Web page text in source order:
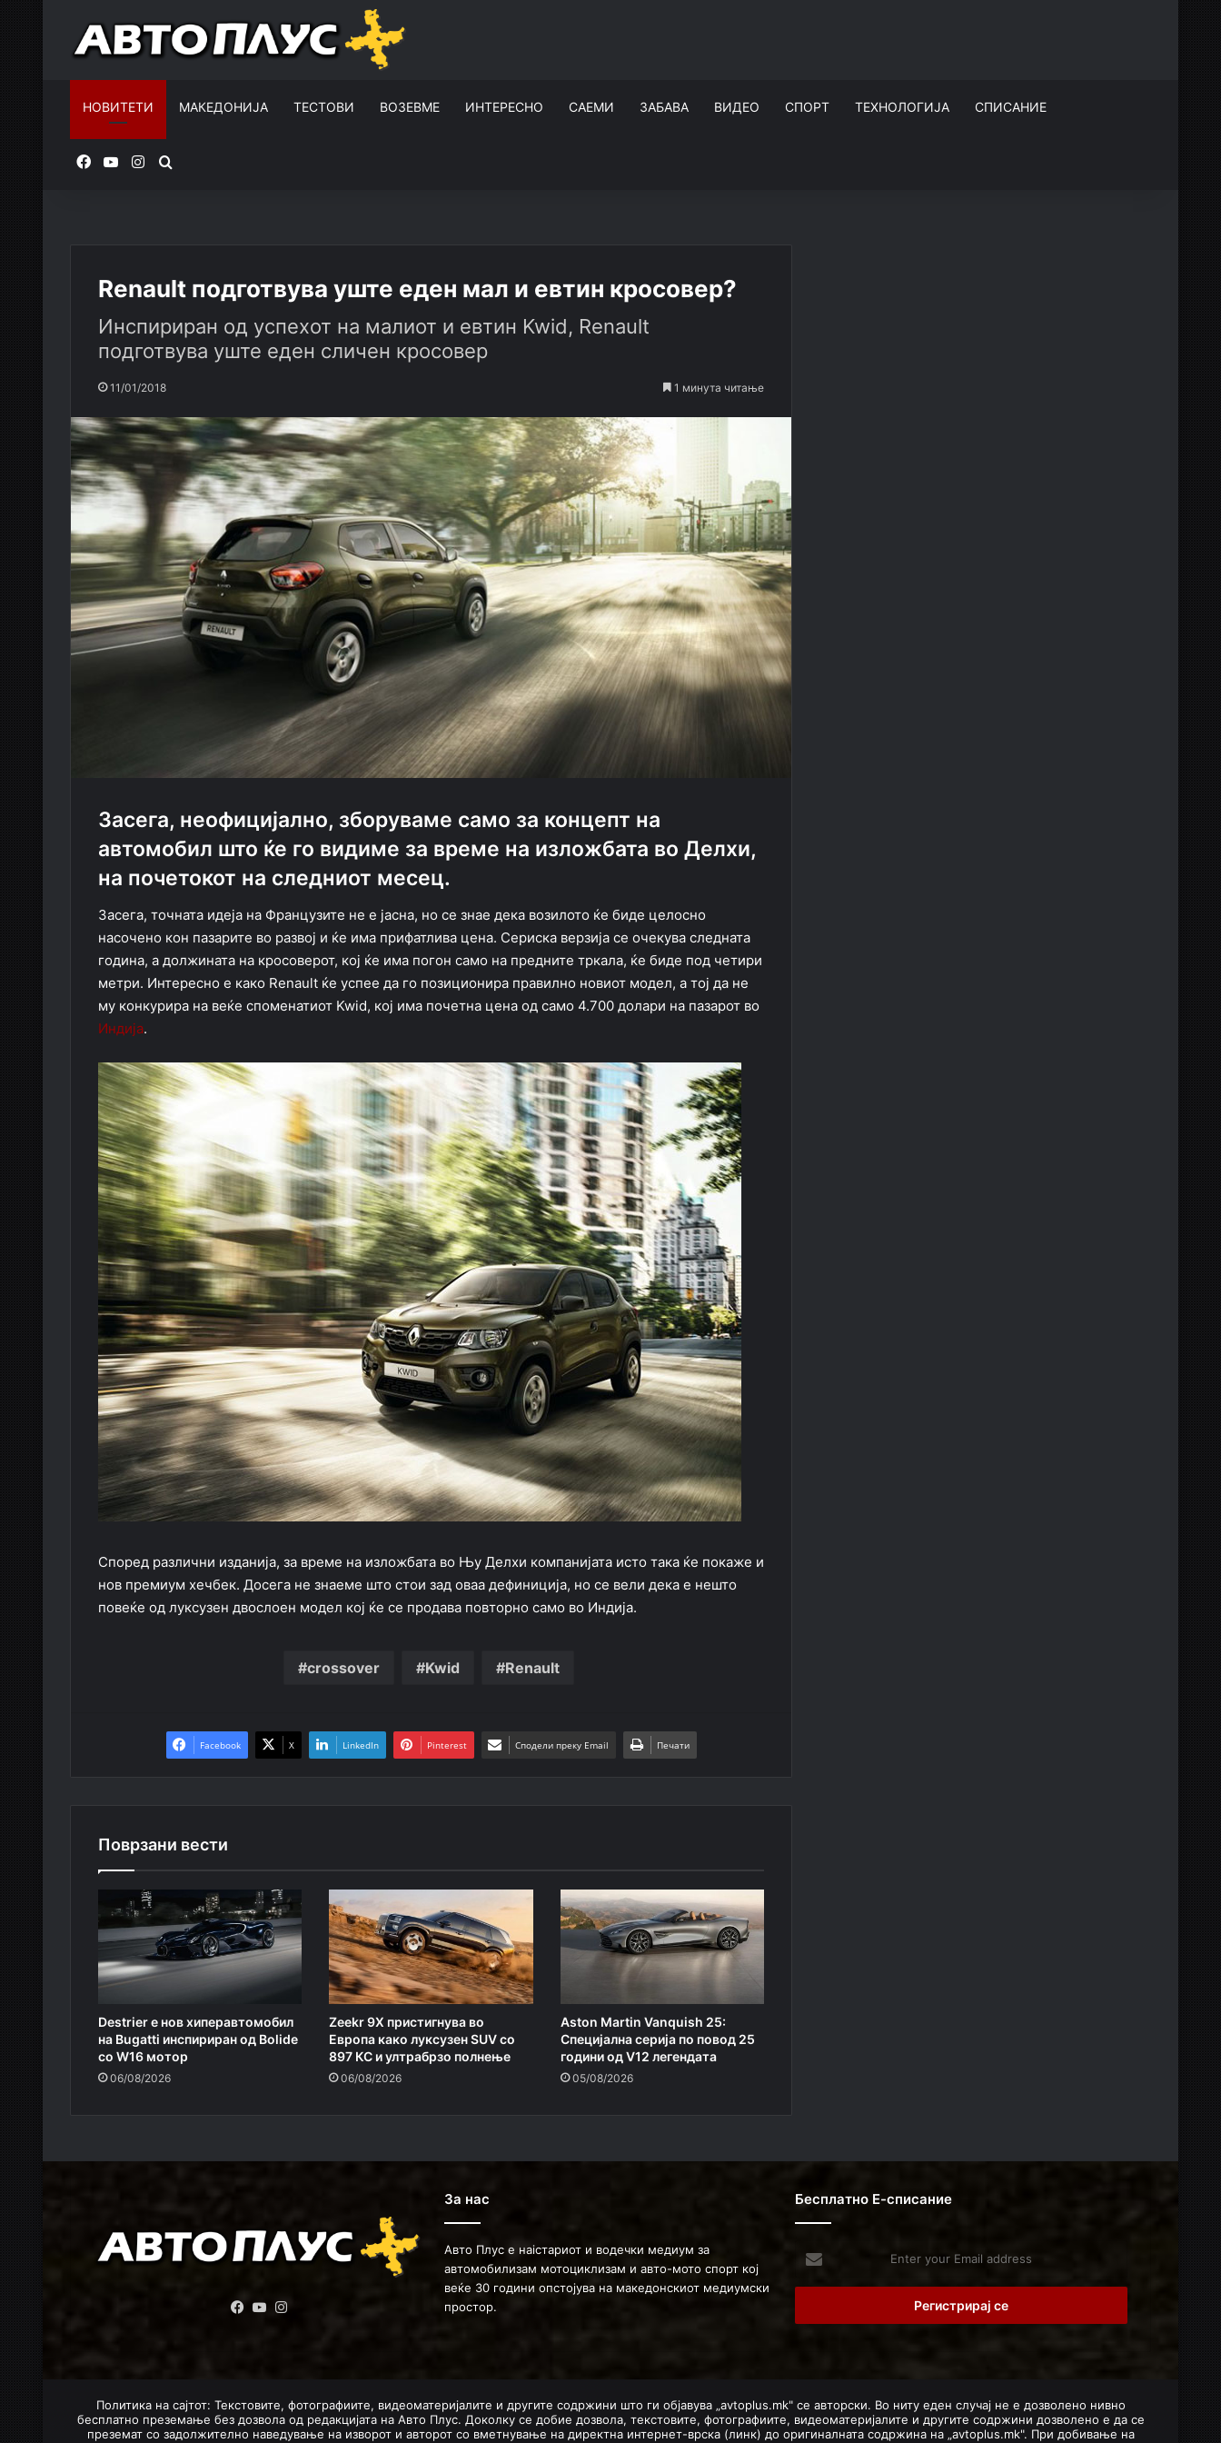
НОВИТЕТИ МАКЕДОНИЈА ТЕСТОВИ ВОЗЕВМЕ ИНТЕРЕСНО САЕМИ ЗАБАВА ВИДЕО СПОРТ ТЕХНОЛОГИЈА СПИСАНИЕ
FacebookYouTubeInstagram
Renault подготвува уште еден мал и евтин кросовер?
Инспириран од успехот на малиот и евтин Kwid, Renault
подготвува уште еден сличен кросовер
11/01/2018 1 минута читање
Засега, неофицијално, зборуваме само за концепт на
автомобил што ќе го видиме за време на изложбата во Делхи,
на почетокот на следниот месец.
Засега, точната идеја на Французите не е јасна, но се знае дека возилото ќе биде целосно
насочено кон пазарите во развој и ќе има прифатлива цена. Сериска верзија се очекува следната
година, а должината на кросоверот, кој ќе има погон само на предните тркала, ќе биде под четири
метри. Интересно е како Renault ќе успее да го позиционира правилно новиот модел, а тој да не
му конкурира на веќе споменатиот Kwid, кој има почетна цена од само 4.700 долари на пазарот во
Индија.
Според различни изданија, за време на изложбата во Њу Делхи компанијата исто така ќе покаже и
нов премиум хечбек. Досега не знаеме што стои зад оваа дефиниција, но се вели дека е нешто
повеќе од луксузен двослоен модел кој ќе се продава повторно само во Индија.
crossover Kwid Renault
Facebook X LinkedIn Pinterest Сподели преку Email Печати
Поврзани вести
Destrier е нов хиперавтомобил
на Bugatti инспириран од Bolide
со W16 мотор
06/08/2026
Zeekr 9X пристигнува во
Европа како луксузен SUV со
897 КС и ултрабрзо полнење
06/08/2026
Aston Martin Vanquish 25:
Специјална серија по повод 25
години од V12 легендата
05/08/2026
Facebook
YouTube
За нас
Авто Плус е наістариот и водечки медиум за
автомобилизам мотоциклизам и авто-мото спорт кој
веќе 30 години опстојува на македонскиот медиумски
простор.
Бесплатно Е-списание
Enter
your
Email
Политика на сајтот: Текстовите, фотографиите, видеоматеријалите и другите содржини што ги објавува „avtoplus.mk" се авторски. Во ниту еден случај не е дозволено нивно
бесплатно преземање без дозвола од редакцијата на Авто Плус. Доколку се добие дозвола, текстовите, фотографиите, видеоматеријалите и другите содржини дозволено е да се
преземат со задолжително наведување на изворот и авторот со вметнување на директна интернет-врска (линк) до оригиналната содржина на „avtoplus.mk". При добивање на